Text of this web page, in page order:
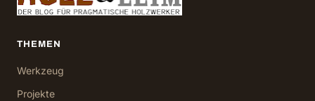
THEMEN
Werkzeug
Projekte